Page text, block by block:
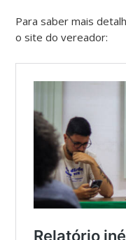
Para saber mais
o site do vereador: